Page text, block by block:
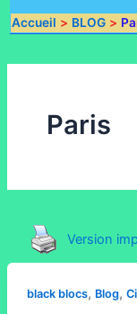
Accueil BLOG
Paris
Version
black blocs, Blog,